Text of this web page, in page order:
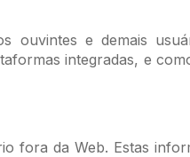
ouvintes e demais
integradas, e
fora da Web. Estas